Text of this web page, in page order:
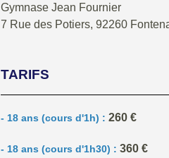
Gymnase Jean Fournier
7 Rue des Potiers, 92260
TARIFS
- 18 ans (cours d'1h) : 260 €
- 18 ans (cours d'1h30) : 360 €